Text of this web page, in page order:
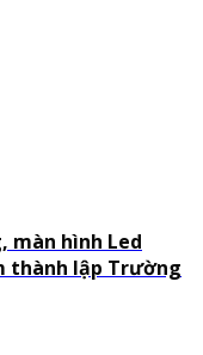
màn hình Led
thành lập Trường